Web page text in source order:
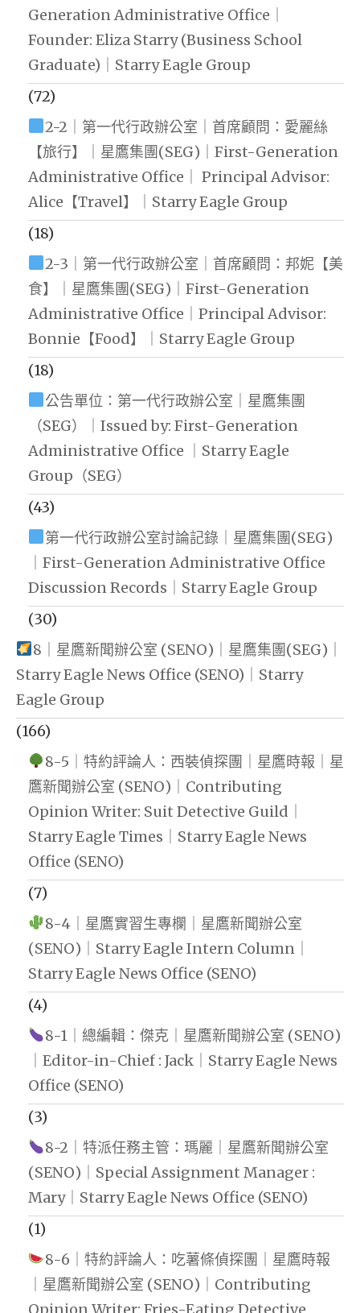
Generation Administrative Office｜
Founder: Eliza Starry (Business School
Graduate)｜Starry Eagle Group
(72)
2-2｜第一代行政辦公室｜首席顧問：愛麗絲
【旅行】｜星鷹集團(SEG)｜First-Generation
Administrative Office｜ Principal Advisor:
Alice【Travel】｜Starry Eagle Group
(18)
2-3｜第一代行政辦公室｜首席顧問：邦妮【美
食】｜星鷹集團(SEG)｜First-Generation
Administrative Office｜Principal Advisor:
Bonnie【Food】｜Starry Eagle Group
(18)
公告單位：第一代行政辦公室｜星鷹集團
（SEG）｜Issued by: First-Generation
Administrative Office ｜Starry Eagle
Group（SEG）
(43)
第一代行政辦公室討論記錄｜星鷹集團(SEG)
｜First-Generation Administrative Office
Discussion Records｜Starry Eagle Group
(30)
8｜星鷹新聞辦公室 (SENO)｜星鷹集團(SEG)｜
Starry Eagle News Office (SENO)｜Starry
Eagle Group
(166)
8-5｜特約評論人：西裝偵探團｜星鷹時報｜星
鷹新聞辦公室 (SENO)｜Contributing
Opinion Writer: Suit Detective Guild｜
Starry Eagle Times｜Starry Eagle News
Office (SENO)
(7)
8-4｜星鷹實習生專欄｜星鷹新聞辦公室
(SENO)｜Starry Eagle Intern Column｜
Starry Eagle News Office (SENO)
(4)
8-1｜總編輯：傑克｜星鷹新聞辦公室 (SENO)
｜Editor-in-Chief : Jack｜Starry Eagle News
Office (SENO)
(3)
8-2｜特派任務主管：瑪麗｜星鷹新聞辦公室
(SENO)｜Special Assignment Manager :
Mary｜Starry Eagle News Office (SENO)
(1)
8-6｜特約評論人：吃薯條偵探團｜星鷹時報
｜星鷹新聞辦公室 (SENO)｜Contributing
Opinion Writer: Fries-Eating Detective